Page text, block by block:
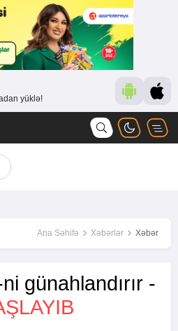
yüklə!
Ana Səhifə Xəbərlər Xəbər
günahlandırır -